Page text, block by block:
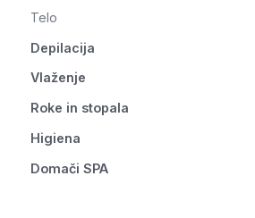
Telo
Depilacija
Vlaženje
Roke in stopala
Higiena
Domači SPA